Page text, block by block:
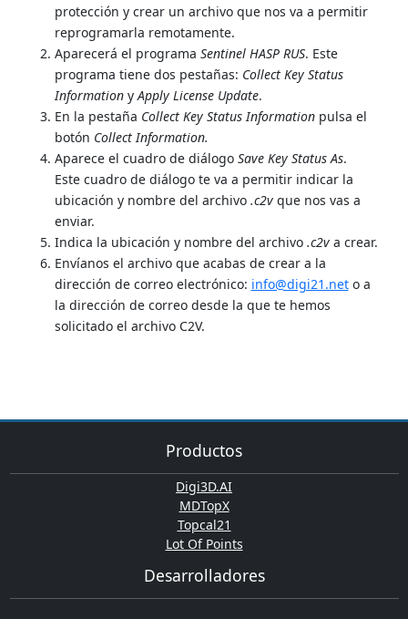
protección y crear un archivo que nos va a permitir
reprogramarla remotamente.
Aparecerá el programa Sentinel HASP RUS. Este
programa tiene dos pestañas: Collect Key Status
Informationy Apply License Update.
En la pestaña Collect Key Status Informationpulsa el
botón Collect Information.
Aparece el cuadro de diálogo Save Key Status As.
Este cuadro de diálogo te va a permitir indicar la
ubicación y nombre del archivo .c2vque nos vas a
enviar.
Indica la ubicación y nombre del archivo .c2va crear.
Envíanos el archivo que acabas de crear a la
dirección de correo electrónico: info@digi21.neto a
la dirección de correo desde la que te hemos
solicitado el archivo C2V.
Productos
Digi3D.AI
MDTopX
Topcal21
Lot Of Points
Desarrolladores